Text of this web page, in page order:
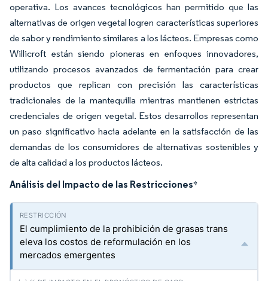
operativa. Los avances tecnológicos han permitido que las
alternativas de origen vegetal logren características superiores
de sabor y rendimiento similares a los lácteos. Empresas como
Willicroft están siendo pioneras en enfoques innovadores,
utilizando procesos avanzados de fermentación para crear
productos que replican con precisión las características
tradicionales de la mantequilla mientras mantienen estrictas
credenciales de origen vegetal. Estos desarrollos representan
un paso significativo hacia adelante en la satisfacción de las
demandas de los consumidores de alternativas sostenibles y
de alta calidad a los productos lácteos.
Análisis del Impacto de las Restricciones*
El cumplimiento de la prohibición de grasas trans
eleva los costos de reformulación en los
mercados emergentes